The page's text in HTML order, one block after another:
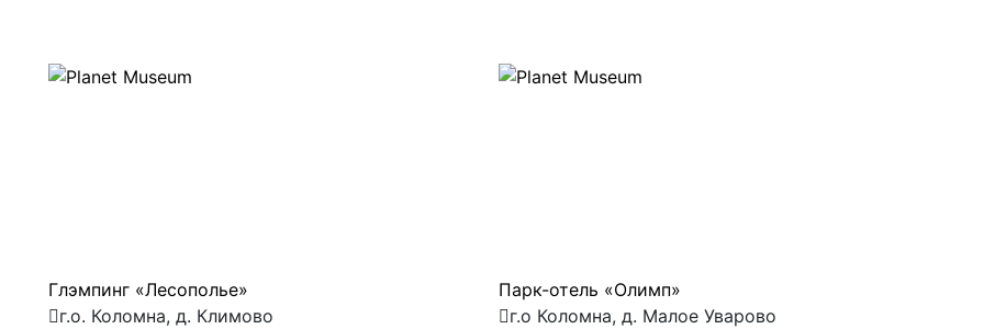
Глэмпинг «Лесополье»
г.о. Коломна, д. Климово
Парк-отель «Олимп»
г.о Коломна, д. Малое Уварово